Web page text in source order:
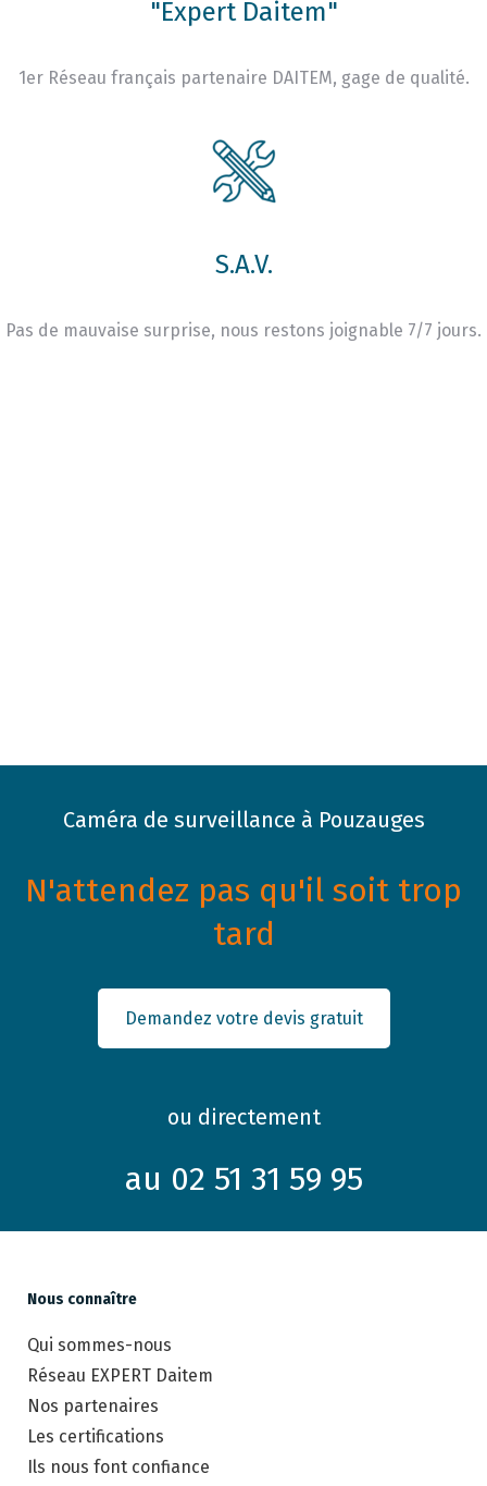
"Expert Daitem"
1er Réseau français partenaire DAITEM, gage de qualité.
S.A.V.
Pas de mauvaise surprise, nous restons joignable 7/7 jours.
Caméra de surveillance à Pouzauges
N'attendez pas qu'il soit trop
tard
Demandez votre devis gratuit
ou directement
au 02 51 31 59 95
Nous connaître
Qui sommes-nous
Réseau EXPERT Daitem
Nos partenaires
Les certifications
Ils nous font confiance